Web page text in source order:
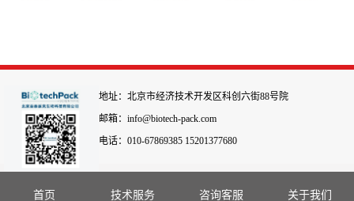
地址：北京市经济技术开发区科创六街88号院
邮箱：info@biotech-pack.com
电话：010-67869385 15201377680
首页 技术服务 咨询客服 关于我们